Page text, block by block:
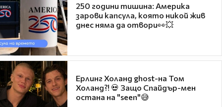
250 години тишина: Америка
зарови капсула, която никой жив
днес няма да отвори👀💥
Ерлинг Холанд ghost-на Том
Холанд?! 💀 Защо Спайдър-мен
остана на "seen"😅